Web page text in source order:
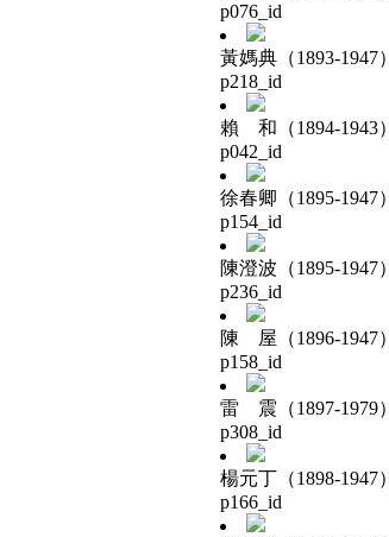
p076_id
黃媽典（1893-1947）
p218_id
賴 和（1894-1943）
p042_id
徐春卿（1895-1947）
p154_id
陳澄波（1895-1947）
p236_id
陳 屋（1896-1947）
p158_id
雷 震（1897-1979）
p308_id
楊元丁（1898-1947）
p166_id